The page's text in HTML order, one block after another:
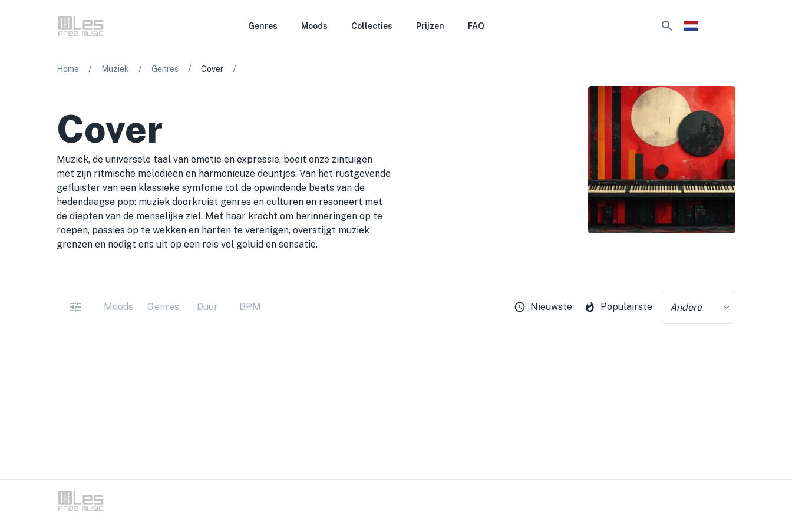
Genres Moods Collecties Prijzen FAQ
Home / Muziek / Genres / Cover /
Cover
Muziek, de universele taal van emotie en expressie, boeit onze zintuigen
met zijn ritmische melodieën en harmonieuze deuntjes. Van het rustgevende
gefluister van een klassieke symfonie tot de opwindende beats van de
hedendaagse pop: muziek doorkruist genres en culturen en resoneert met
de diepten van de menselijke ziel. Met haar kracht om herinneringen op te
roepen, passies op te wekken en harten te verenigen, overstijgt muziek
grenzen en nodigt ons uit op een reis vol geluid en sensatie.
Moods Genres Duur BPM Nieuwste Populairste Andere